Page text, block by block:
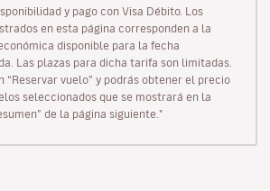
y pago con Visa Débito. Los
en esta página corresponden a la
disponible para la fecha
Las plazas para dicha tarifa son limitadas.
“Reservar vuelo” y podrás obtener el precio
seleccionados que se mostrará en la
de la página siguiente."